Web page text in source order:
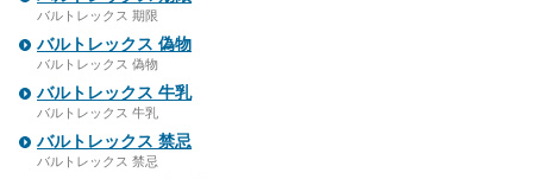
バルトレックス 期限
バルトレックス 偽物
バルトレックス 偽物
バルトレックス 牛乳
バルトレックス 牛乳
バルトレックス 禁忌
バルトレックス 禁忌